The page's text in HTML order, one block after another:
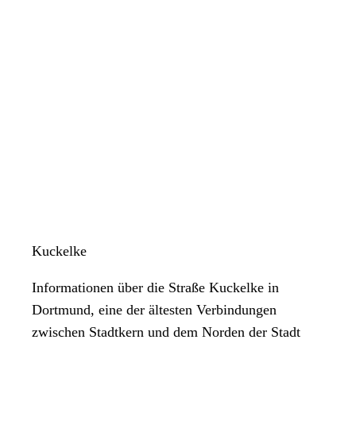
Kuckelke
Informationen über die Straße Kuckelke in
Dortmund, eine der ältesten Verbindungen
zwischen Stadtkern und dem Norden der Stadt